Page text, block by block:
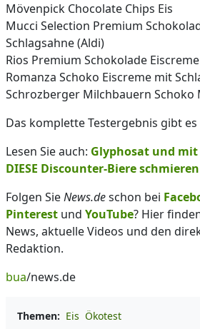
Mövenpick Chocolate Chips Eis
Mucci Selection Premium
Schlagsahne (Aldi)
Rios Premium Schokolade
Romanza Schoko Eiscreme mit
Schrozberger Milchbauern Schoko
Das komplette Testergebnis gibt es
Lesen Sie auch: Glyphosat und
DIESE Discounter-Biere
Folgen SieNews.deschon bei
Pinterest und YouTube? Hier
News, aktuelle Videos und den
Redaktion.
bua/news.de
Themen: Eis Ökotest